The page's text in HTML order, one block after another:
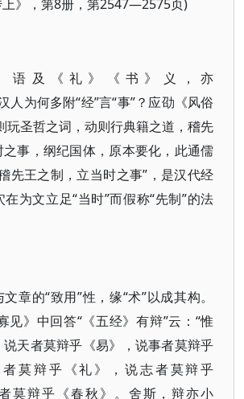
》，第8册，第2547—2575页)
语及《礼》《书》义，亦
人为何多附“经”言“事”？应劭《风俗
玩圣哲之词，动则行典籍之道，稽先
事，纲纪国体，原本要化，此通儒
先王之制，立当时之事”，是汉代经
为文立足“当时”而假称“先制”的法
章的“致用”性，缘“术”以成其构。
见》中回答“《五经》有辩”云：“惟
说天者莫辩乎《易》，说事者莫辩乎
者莫辩乎《礼》，说志者莫辩乎
莫辩乎《春秋》。舍斯，辩亦小